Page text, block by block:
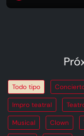
Todo tipo
Impro teatral
Musical Clown